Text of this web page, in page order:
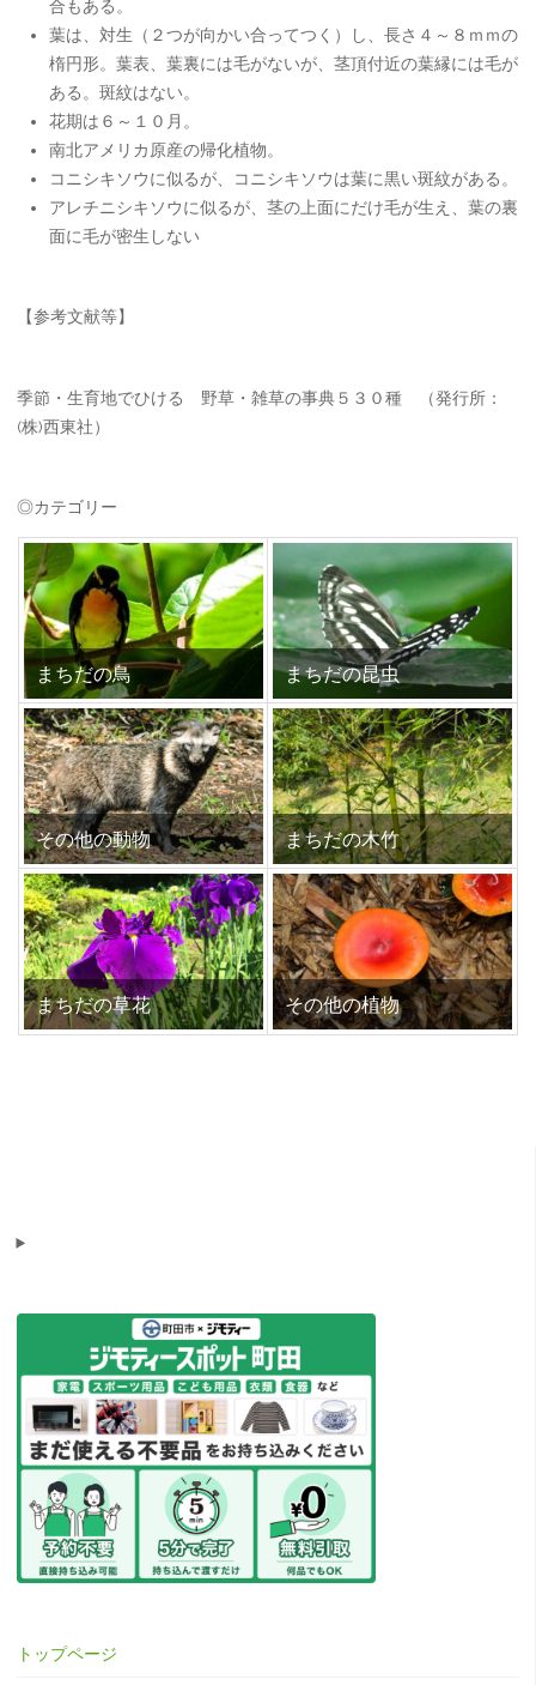
合もある。
葉は、対生（２つが向かい合ってつく）し、長さ４～８ｍｍの
楕円形。葉表、葉裏には毛がないが、茎頂付近の葉縁には毛が
ある。斑紋はない。
花期は６～１０月。
南北アメリカ原産の帰化植物。
コニシキソウに似るが、コニシキソウは葉に黒い斑紋がある。
アレチニシキソウに似るが、茎の上面にだけ毛が生え、葉の裏
面に毛が密生しない
【参考文献等】
季節・生育地でひける 野草・雑草の事典５３０種 （発行所：
(株)西東社）
◎カテゴリー
まちだの鳥 まちだの昆虫
その他の動物 まちだの木竹
まちだの草花 その他の植物
トップページ